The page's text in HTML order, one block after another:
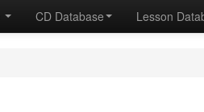
CD Database Lesson